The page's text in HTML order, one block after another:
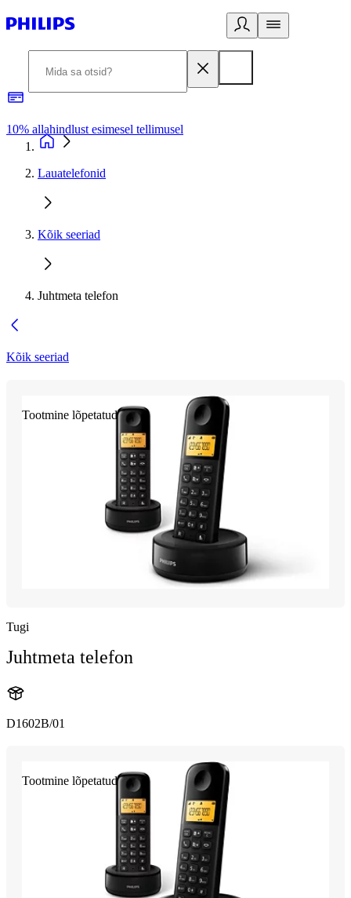
10% allahindlust esimesel tellimusel
Lauatelefonid
Kõik seeriad
Juhtmeta telefon
Kõik seeriad
Tootmine lõpetatud
Tugi
Juhtmeta telefon
D1602B/01
Tootmine lõpetatud